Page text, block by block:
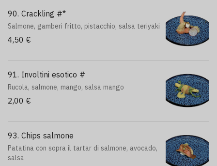
90. Crackling #*
Salmone, gamberi fritto, pistacchio, salsa teriyaki
4,50 €
91. Involtini esotico #
Rucola, salmone, mango, salsa mango
2,00 €
93. Chips salmone
Patatina con sopra il tartar di salmone, avocado,
salsa